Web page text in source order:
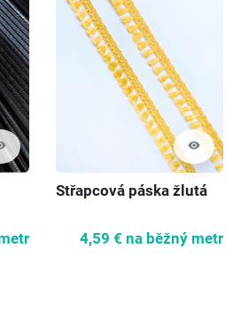
visibility
Střapcová páska žlutá
4,59 € na běžný metr